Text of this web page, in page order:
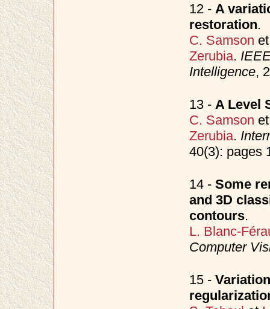
12 - A
restoration.
C. Samson
Zerubia.
Intelligence,
13 - A Level
C. Samson
Zerubia.
40(3): pages
14 - Some
and 3D
contours.
L. Blanc-
Computer
15 -